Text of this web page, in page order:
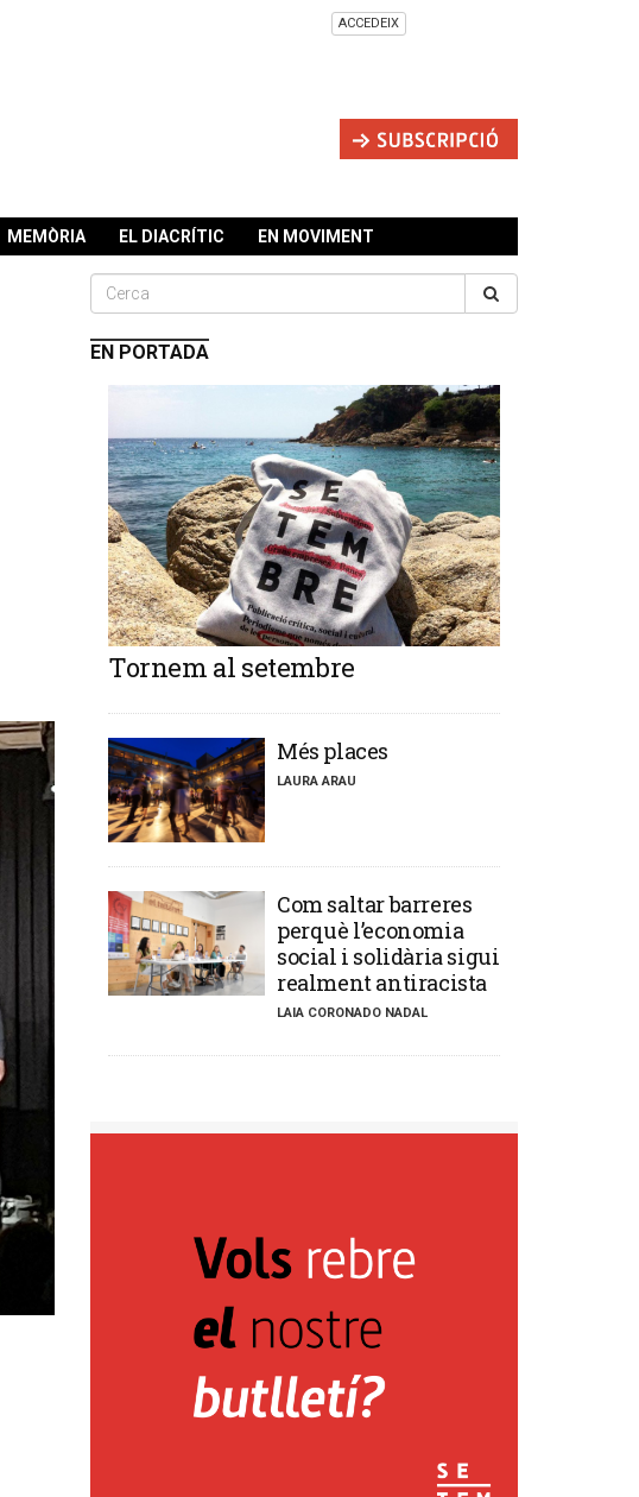
ACCEDEIX
MEMÒRIA EL DIACRÍTIC EN MOVIMENT
EN PORTADA
Tornem al setembre
​Més places
LAURA ARAU
​Com saltar barreres
perquè l’economia
social i solidària sigui
realment antiracista
LAIA CORONADO NADAL